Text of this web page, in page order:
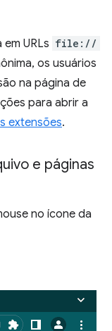
URLs file://
os usuários
na página de
para abrir a
extensões.
e páginas
no ícone da